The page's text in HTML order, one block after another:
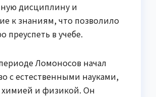
дисциплину и
к знаниям, что позволило
преуспеть в учебе.
Ломоносов начал
с естественными науками,
химией и физикой. Он